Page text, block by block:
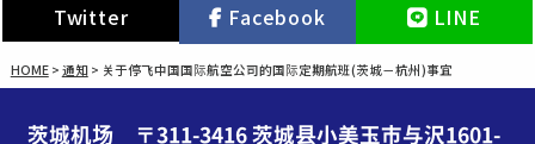
Twitter Facebook LINE
HOME> 通知> 关于停飞中国国际航空公司的国际定期航班(茨城－杭州)事宜
茨城机场 〒311-3416 茨城县小美玉市与沢1601-